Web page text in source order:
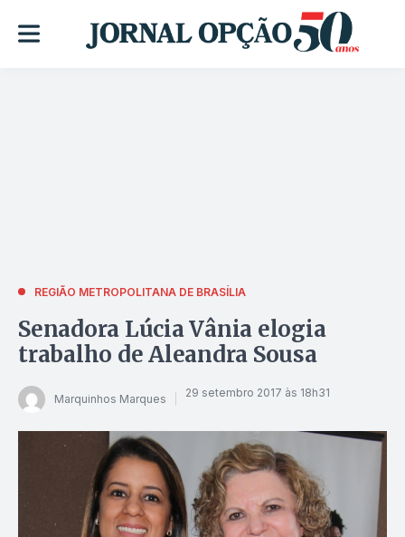
REGIÃO METROPOLITANA DE BRASÍLIA
Senadora Lúcia Vânia elogia
trabalho de Aleandra Sousa
Marquinhos Marques 29 setembro 2017 às 18h31